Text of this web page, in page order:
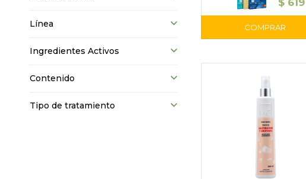
Línea
Ingredientes Activos
Contenido
Tipo de tratamiento